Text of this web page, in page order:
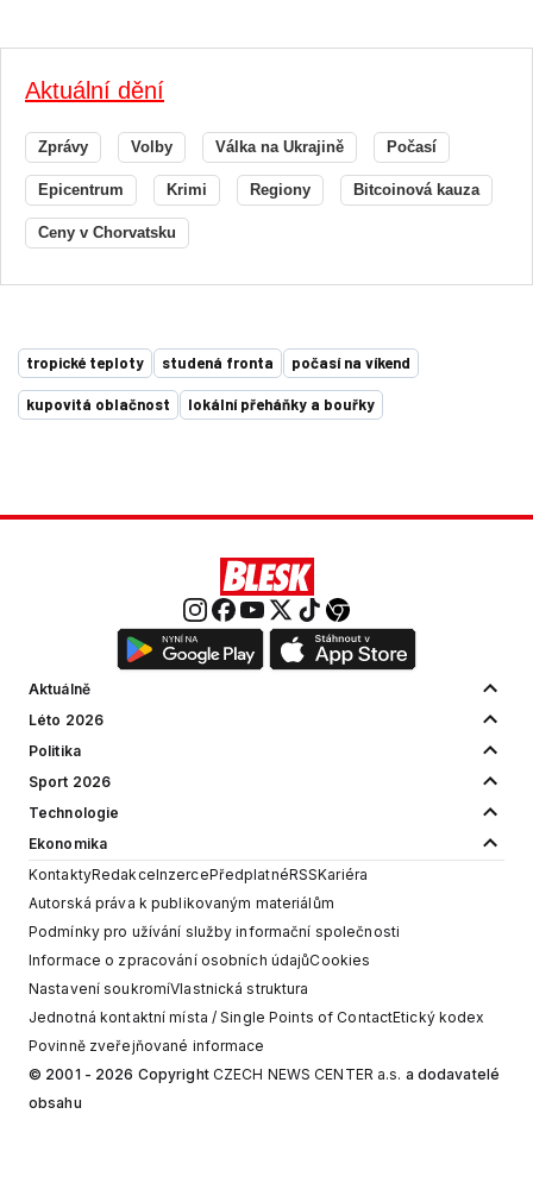
Aktuální dění
Zprávy Volby Válka na Ukrajině Počasí
Epicentrum Krimi Regiony Bitcoinová kauza
Ceny v Chorvatsku
tropické teploty studená fronta počasí na víkend
kupovitá oblačnost lokální přeháňky a bouřky
Aktuálně
Léto 2026
Politika
Sport 2026
Technologie
Ekonomika
KontaktyRedakceInzercePředplatnéRSSKariéra
Autorská práva k publikovaným materiálům
Podmínky pro užívání služby informační společnosti
Informace o zpracování osobních údajůCookies
Nastavení soukromíVlastnická struktura
Jednotná kontaktní místa / Single Points of ContactEtický kodex
Povinně zveřejňované informace
© 2001 - 2026 Copyright CZECH NEWS CENTER a.s. a dodavatelé
obsahu